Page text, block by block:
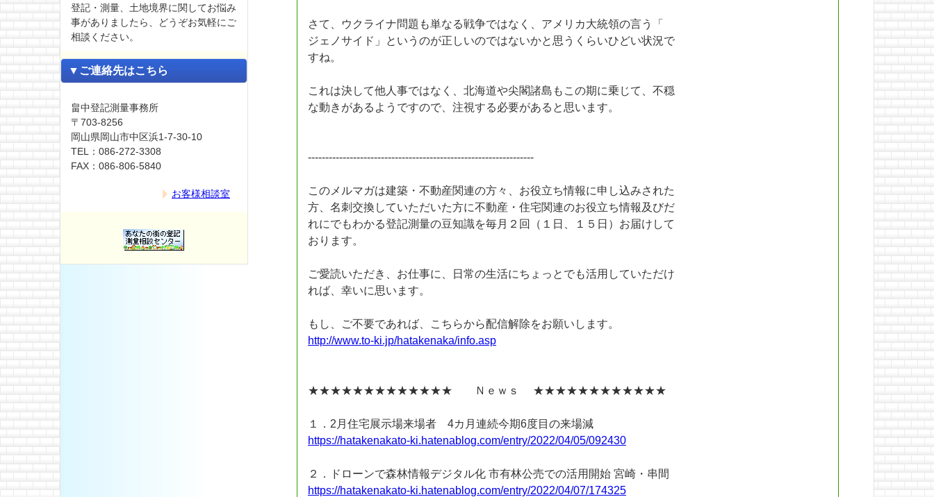
登記・測量、土地境界に関してお悩み
事がありましたら、どうぞお気軽にご
相談ください。
▼ご連絡先はこちら
畠中登記測量事務所
〒703-8256
岡山県岡山市中区浜1-7-30-10
TEL：086-272-3308
FAX：086-806-5840
お客様相談室
さて、ウクライナ問題も単なる戦争ではなく、アメリカ大統領の言う「
ジェノサイド」というのが正しいのではないかと思うくらいひどい状況で
すね。
これは決して他人事ではなく、北海道や尖閣諸島もこの期に乗じて、不穏
な動きがあるようですので、注視する必要があると思います。
-----------------------------------------------------------------
このメルマガは建築・不動産関連の方々、お役立ち情報に申し込みされた
方、名刺交換していただいた方に不動産・住宅関連のお役立ち情報及びだ
れにでもわかる登記測量の豆知識を毎月２回（１日、１５日）お届けして
おります。
ご愛読いただき、お仕事に、日常の生活にちょっとでも活用していただけ
れば、幸いに思います。
もし、ご不要であれば、こちらから配信解除をお願いします。
http://www.to-ki.jp/hatakenaka/info.asp
★★★★★★★★★★★★★ Ｎｅｗｓ ★★★★★★★★★★★★
１．2月住宅展示場来場者 4カ月連続今期6度目の来場減
https://hatakenakato-ki.hatenablog.com/entry/2022/04/05/092430
２．ドローンで森林情報デジタル化 市有林公売での活用開始 宮崎・串間
https://hatakenakato-ki.hatenablog.com/entry/2022/04/07/174325